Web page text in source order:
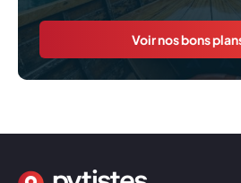
Voir nos bons